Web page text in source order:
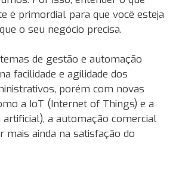
é primordial para que você esteja
o seu negócio precisa.
de gestão e automação
facilidade e agilidade dos
porém com novas
a IoT (Internet of Things) e a
artificial), a automação comercial
mais ainda na satisfação do